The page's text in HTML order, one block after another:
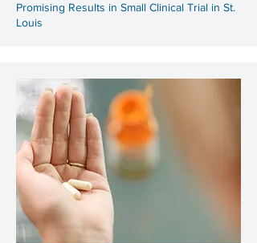
Promising Results in Small Clinical Trial in St.
Louis